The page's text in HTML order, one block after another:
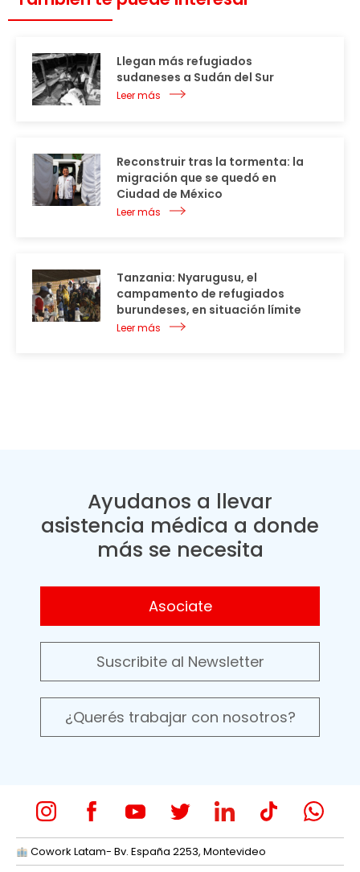
Llegan más refugiados
sudaneses a Sudán del Sur
Leer más
Reconstruir tras la tormenta: la
migración que se quedó en
Ciudad de México
Leer más
Tanzania: Nyarugusu, el
campamento de refugiados
burundeses, en situación límite
Leer más
Ayudanos a llevar
asistencia médica a donde
más se necesita
Asociate
Suscribite al Newsletter
¿Querés trabajar con nosotros?
Cowork Latam- Bv. España 2253, Montevideo